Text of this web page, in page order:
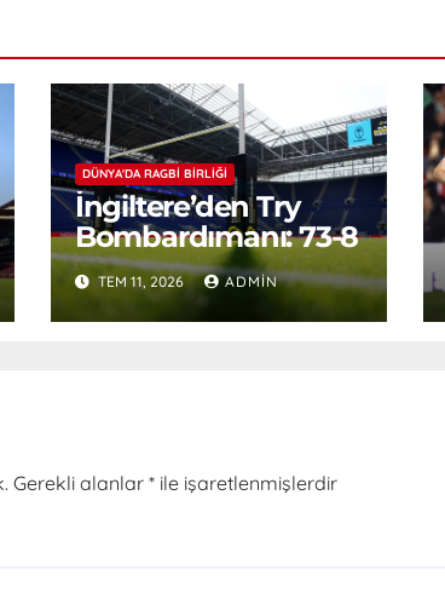
DÜNYA'DA RAGBI BIRLIĞI
İngiltere’den Try
Bombardımanı: 73-8
TEM 11, 2026 ADMIN
Gerekli alanlar * ile işaretlenmişlerdir